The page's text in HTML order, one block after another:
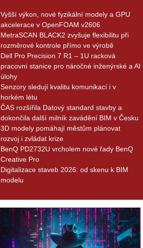
Vyšší výkon, nové fyzikální modely a GPU
akcelerace v OpenFOAM v2606
MetraSCAN BLACK2 zvyšuje flexibilitu při
rozměrové kontrole přímo ve výrobě
Dell Pro Precision 7 R1 – 1U racková
pracovní stanice pro náročné inženýrské a AI
úlohy
Senzory sledují kvalitu komunikací i v
horkém létu
ČAS rozšířila Datový standard stavby a
dokončila další milník zavádění BIM v Česku
3D modely pomáhají městům plánovat
rozvoj i zvládat krize
BenQ PD2732U vrcholem nové řady BenQ
Creative Pro
Digitalizace staveb 2026: od skenu k BIM
modelu